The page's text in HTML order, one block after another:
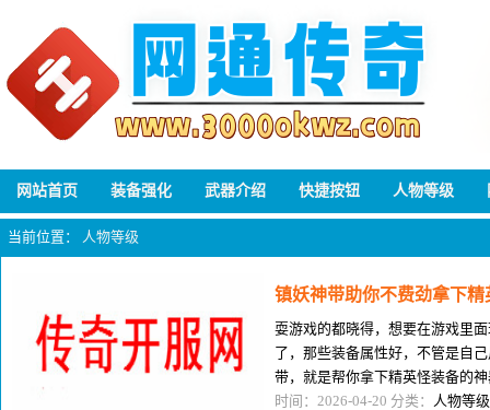
网站首页 装备强化 武器介绍 快捷按钮 人物等级
当前位置： 人物等级
镇妖神带助你不费劲拿下精
耍游戏的都晓得，想要在游戏里
了，那些装备属性好，不管是自
带，就是帮你拿下精英怪装备的
拉满，戴上之后能提升不老少防御
时间：2026-04-20 分类： 人物等级